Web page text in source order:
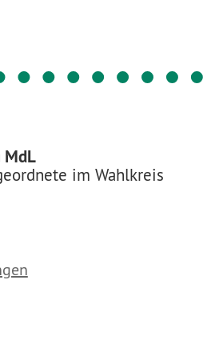
MdL
im Wahlkreis